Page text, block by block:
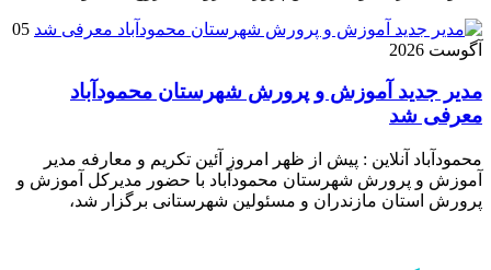
05
آگوست 2026
مدیر جدید آموزش و پرورش شهرستان محمودآباد
معرفی شد
محمودآباد آنلاین : پیش از ظهر امروز آئین تکریم و معارفه مدیر
آموزش و پرورش شهرستان محمودآباد با حضور مدیرکل آموزش و
پرورش استان مازندران و مسئولین شهرستانی برگزار شد،